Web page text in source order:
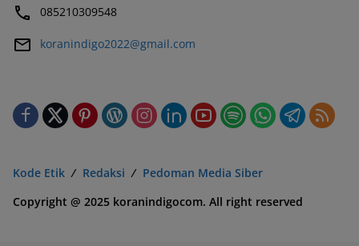
085210309548
koranindigo2022@gmail.com
Kode Etik Redaksi
Pedoman Media Siber
Copyright @ 2025 koranindigocom. All right reserved